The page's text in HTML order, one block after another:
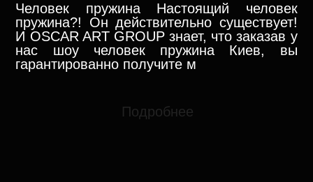
Человек пружина Настоящий человек
пружина?! Он действительно существует!
И OSCAR ART GROUP знает, что заказав у
нас шоу человек пружина Киев, вы
гарантированно получите м
Подробнее